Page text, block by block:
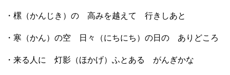
・樏（かんじき）の 高みを越えて 行きしあと
・寒（かん）の空 日々（にちにち）の日の ありどころ
・来る人に 灯影（ほかげ）ふとある がんぎかな